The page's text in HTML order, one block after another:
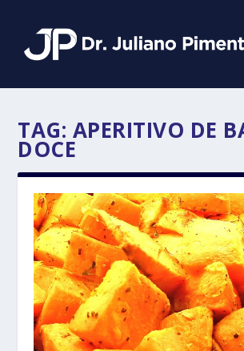
TAG: APERITIVO DE
DOCE